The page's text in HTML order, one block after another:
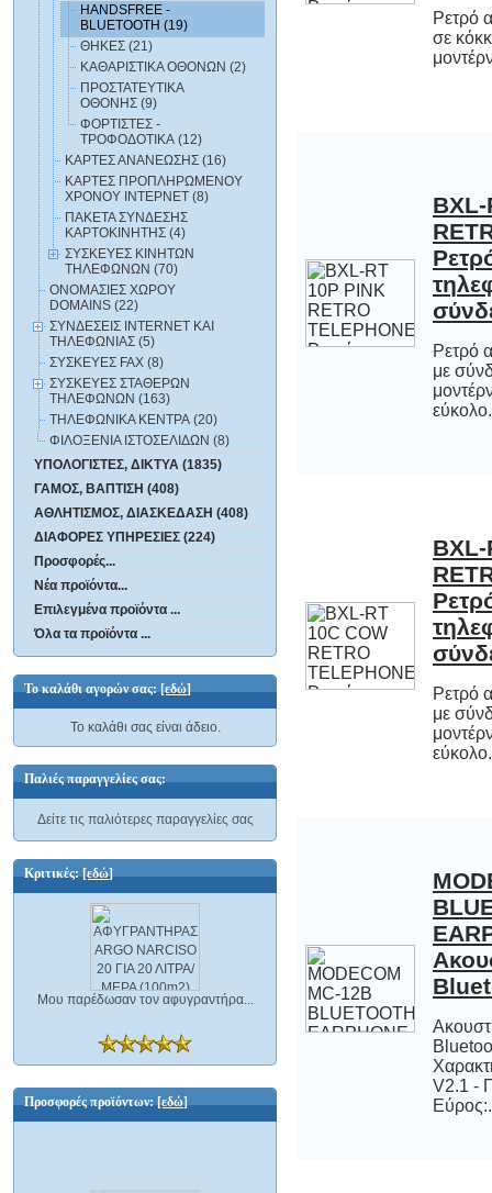
HANDSFREE -
BLUETOOTH (19)
ΘΗΚΕΣ (21)
ΚΑΘΑΡΙΣΤΙΚΑ ΟΘΟΝΩΝ (2)
ΠΡΟΣΤΑΤΕΥΤΙΚΑ
ΟΘΟΝΗΣ (9)
ΦΟΡΤΙΣΤΕΣ -
ΤΡΟΦΟΔΟΤΙΚΑ (12)
ΚΑΡΤΕΣ ΑΝΑΝΕΩΣΗΣ (16)
ΚΑΡΤΕΣ ΠΡΟΠΛΗΡΩΜΕΝΟΥ
ΧΡΟΝΟΥ ΙΝΤΕΡΝΕΤ (8)
ΠΑΚΕΤΑ ΣΥΝΔΕΣΗΣ
ΚΑΡΤΟΚΙΝΗΤΗΣ (4)
ΣΥΣΚΕΥΕΣ ΚΙΝΗΤΩΝ
ΤΗΛΕΦΩΝΩΝ (70)
ΟΝΟΜΑΣΙΕΣ ΧΩΡΟΥ
DOMAINS (22)
ΣΥΝΔΕΣΕΙΣ INTERNET ΚΑΙ
ΤΗΛΕΦΩΝΙΑΣ (5)
ΣΥΣΚΕΥΕΣ FAX (8)
ΣΥΣΚΕΥΕΣ ΣΤΑΘΕΡΩΝ
ΤΗΛΕΦΩΝΩΝ (163)
ΤΗΛΕΦΩΝΙΚΑ ΚΕΝΤΡΑ (20)
ΦΙΛΟΞΕΝΙΑ ΙΣΤΟΣΕΛΙΔΩΝ (8)
ΥΠΟΛΟΓΙΣΤΕΣ, ΔΙΚΤΥΑ (1835)
ΓΑΜΟΣ, ΒΑΠΤΙΣΗ (408)
ΑΘΛΗΤΙΣΜΟΣ, ΔΙΑΣΚΕΔΑΣΗ (408)
ΔΙΑΦΟΡΕΣ ΥΠΗΡΕΣΙΕΣ (224)
Προσφορές...
Νέα προϊόντα...
Επιλεγμένα προϊόντα ...
Όλα τα προϊόντα ...
Το καλάθι αγορών σας:[εδώ]
Το καλάθι σας είναι άδειο.
Παλιές παραγγελίες σας:
Δείτε τις παλιότερες παραγγελίες σας
Κριτικές:[εδώ]
Μου παρέδωσαν τον αφυγραντήρα...
Προσφορές προϊόντων:[εδώ]
Ρετρό
σε
BXL-
Ρετρό
με
BXL-
Ρετρό
με
V2.1 -